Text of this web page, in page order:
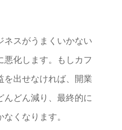
ネスがうまくいかない
悪化します。もしカフ
を出せなければ、開業
んどん減り、最終的に
くなります。